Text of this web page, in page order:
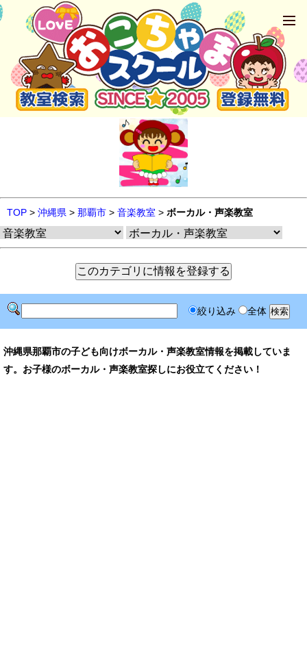
TOP > 沖縄県 > 那覇市 > 音楽教室 > ボーカル・声楽教室
絞り込み 全体
沖縄県那覇市の子ども向けボーカル・声楽教室情報を掲載していま
す。お子様のボーカル・声楽教室探しにお役立てください！